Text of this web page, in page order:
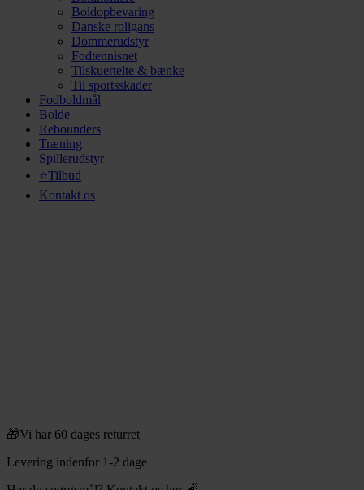
Boldopbevaring
Danske roligans
Dommerudstyr
Fodtennisnet
Tilskuertelte & bænke
Til sportsskader
Fodboldmål
Bolde
Rebounders
Træning
Spillerudstyr
⭐Tilbud
Kontakt os
🎁Vi har 60 dages returret
Levering indenfor 1-2 dage